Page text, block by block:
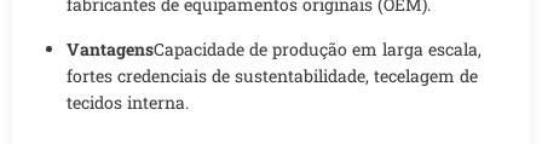
VantagensCapacidade de produção em larga escala,
fortes credenciais de sustentabilidade, tecelagem de
tecidos interna.